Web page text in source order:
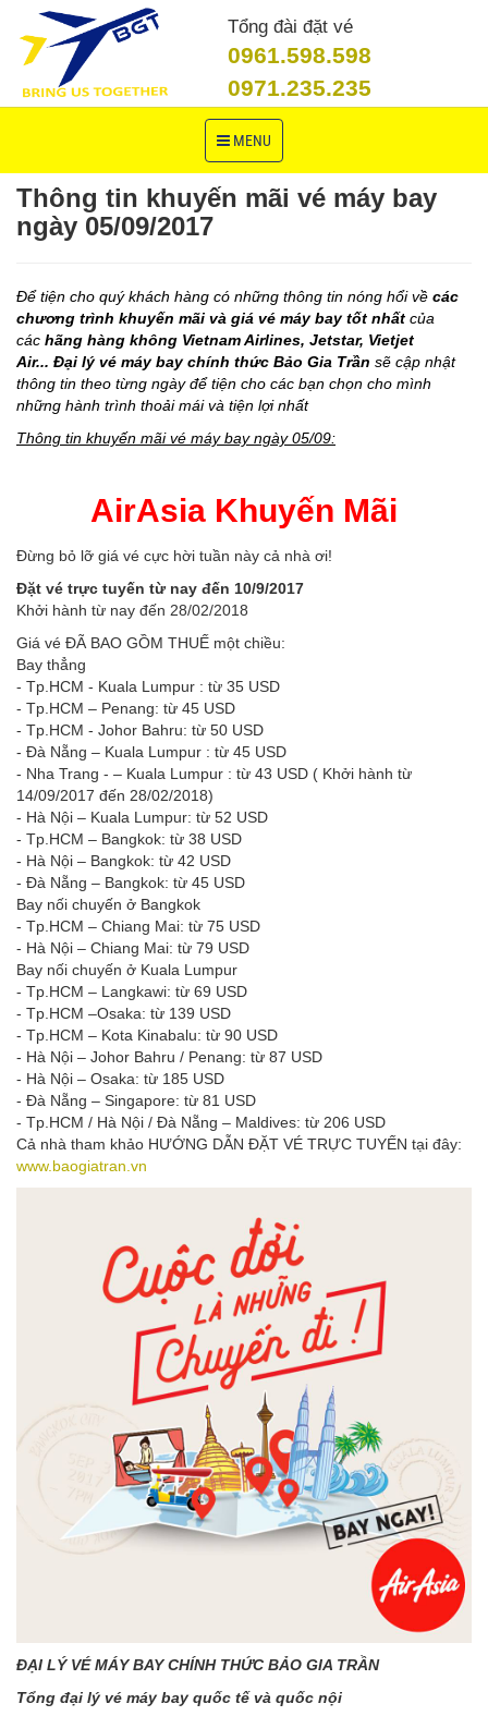
Tổng đài đặt vé
0961.598.598
0971.235.235
Toggle
navigation
MENU
Thông tin khuyến mãi vé máy bay
ngày 05/09/2017
Để tiện cho quý khách hàng có những thông tin nóng hổi về các
chương trình khuyến mãi và giá vé máy bay tốt nhất của
các hãng hàng không Vietnam Airlines, Jetstar, Vietjet
Air... Đại lý vé máy bay chính thức Bảo Gia Trần sẽ cập nhật
thông tin theo từng ngày để tiện cho các bạn chọn cho mình
những hành trình thoải mái và tiện lợi nhất
Thông tin khuyến mãi vé máy bay ngày 05/09:
AirAsia Khuyến Mãi
Đừng bỏ lỡ giá vé cực hời tuần này cả nhà ơi!
Đặt vé trực tuyến từ nay đến 10/9/2017
Khởi hành từ nay đến 28/02/2018
Giá vé ĐÃ BAO GỒM THUẾ một chiều:
Bay thẳng
- Tp.HCM - Kuala Lumpur : từ 35 USD
- Tp.HCM – Penang: từ 45 USD
- Tp.HCM - Johor Bahru: từ 50 USD
- Đà Nẵng – Kuala Lumpur : từ 45 USD
- Nha Trang - – Kuala Lumpur : từ 43 USD ( Khởi hành từ
14/09/2017 đến 28/02/2018)
- Hà Nội – Kuala Lumpur: từ 52 USD
- Tp.HCM – Bangkok: từ 38 USD
- Hà Nội – Bangkok: từ 42 USD
- Đà Nẵng – Bangkok: từ 45 USD
Bay nối chuyến ở Bangkok
- Tp.HCM – Chiang Mai: từ 75 USD
- Hà Nội – Chiang Mai: từ 79 USD
Bay nối chuyến ở Kuala Lumpur
- Tp.HCM – Langkawi: từ 69 USD
- Tp.HCM –Osaka: từ 139 USD
- Tp.HCM – Kota Kinabalu: từ 90 USD
- Hà Nội – Johor Bahru / Penang: từ 87 USD
- Hà Nội – Osaka: từ 185 USD
- Đà Nẵng – Singapore: từ 81 USD
- Tp.HCM / Hà Nội / Đà Nẵng – Maldives: từ 206 USD
Cả nhà tham khảo HƯỚNG DẪN ĐẶT VÉ TRỰC TUYẾN tại đây:
www.baogiatran.vn
ĐẠI LÝ VÉ MÁY BAY CHÍNH THỨC BẢO GIA TRẦN
Tổng đại lý vé máy bay quốc tế và quốc nội